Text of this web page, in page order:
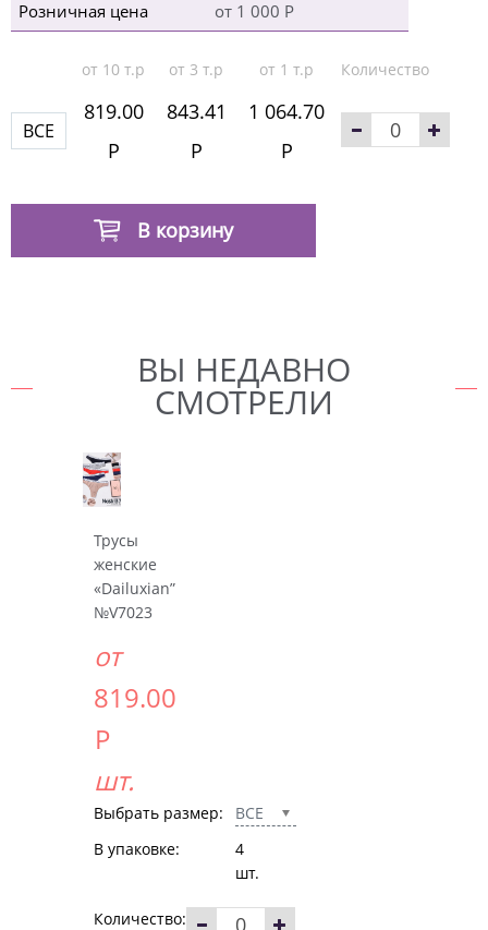
Розничная цена
от 1 000 Р
от 10 т.р от 3 т.р от 1 т.р Количество
ВСЕ
819.00
Р
843.41
Р
1 064.70
Р
В корзину
ВЫ НЕДАВНО
СМОТРЕЛИ
Трусы
женские
«Dailuxian”
№V7023
от
819.00
Р
шт.
Выбрать размер:
ВСЕ
В упаковке:
4
шт.
Количество: